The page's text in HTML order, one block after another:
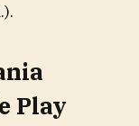
Play